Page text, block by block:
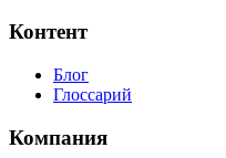
Контент
Блог
Глоссарий
Компания